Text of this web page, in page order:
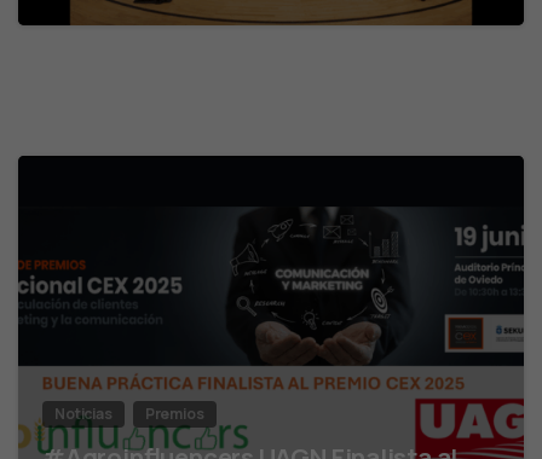
Noticias Premios